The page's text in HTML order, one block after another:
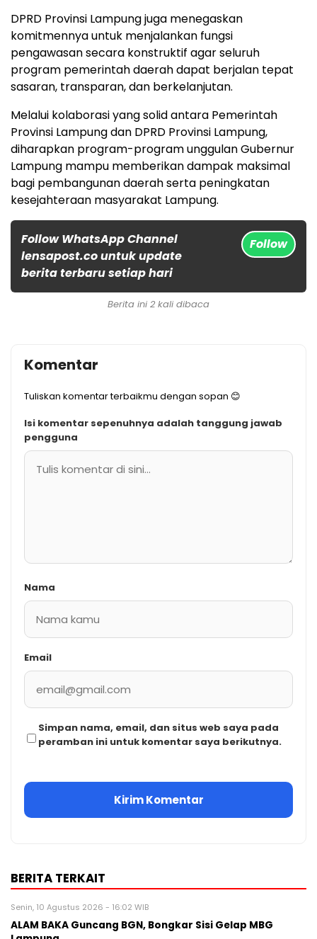
DPRD Provinsi Lampung juga menegaskan
komitmennya untuk menjalankan fungsi
pengawasan secara konstruktif agar seluruh
program pemerintah daerah dapat berjalan tepat
sasaran, transparan, dan berkelanjutan.
Melalui kolaborasi yang solid antara Pemerintah
Provinsi Lampung dan DPRD Provinsi Lampung,
diharapkan program-program unggulan Gubernur
Lampung mampu memberikan dampak maksimal
bagi pembangunan daerah serta peningkatan
kesejahteraan masyarakat Lampung.
Follow WhatsApp Channel
lensapost.co untuk update
berita terbaru setiap hari
Follow
Berita ini 2 kali dibaca
Komentar
Tuliskan komentar terbaikmu dengan sopan 😊
Isi komentar sepenuhnya adalah tanggung jawab
pengguna
Nama
Email
Simpan nama, email, dan situs web saya pada
peramban ini untuk komentar saya berikutnya.
BERITA TERKAIT
Senin, 10 Agustus 2026 - 16:02 WIB
ALAM BAKA Guncang BGN, Bongkar Sisi Gelap MBG